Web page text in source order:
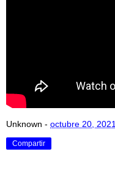
Unknown - octubre 20, 2021
Compartir